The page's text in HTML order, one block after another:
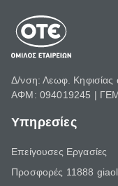
Δ/νση: Λεωφ.
ΑΦΜ: 094019245 |
Υπηρεσίες
Επείγουσες Εργασίες
Προσφορές 11888